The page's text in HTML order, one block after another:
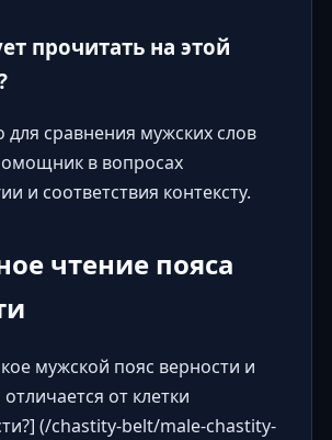
прочитать на этой
для сравнения мужских слов
в вопросах
и соответствия контексту.
чтение пояса
мужской пояс верности и
от клетки
(/chastity-belt/male-chastity-